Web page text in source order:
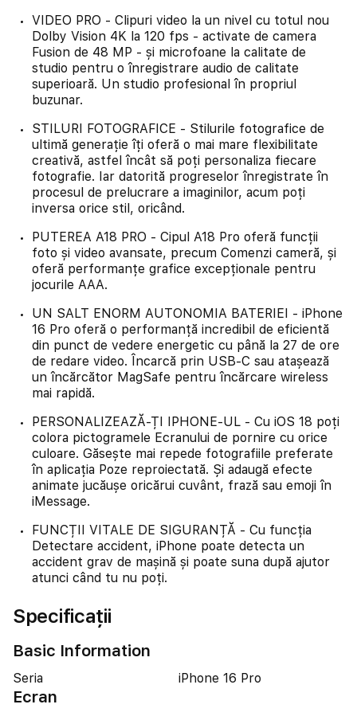
VIDEO PRO - Clipuri video la un nivel cu totul nou
Dolby Vision 4K la 120 fps - activate de camera
Fusion de 48 MP - și microfoane la calitate de
studio pentru o înregistrare audio de calitate
superioară. Un studio profesional în propriul
buzunar.
STILURI FOTOGRAFICE - Stilurile fotografice de
ultimă generație îți oferă o mai mare flexibilitate
creativă, astfel încât să poți personaliza fiecare
fotografie. Iar datorită progreselor înregistrate în
procesul de prelucrare a imaginilor, acum poți
inversa orice stil, oricând.
PUTEREA A18 PRO - Cipul A18 Pro oferă funcții
foto și video avansate, precum Comenzi cameră, și
oferă performanțe grafice excepționale pentru
jocurile AAA.
UN SALT ENORM AUTONOMIA BATERIEI - iPhone
16 Pro oferă o performanță incredibil de eficientă
din punct de vedere energetic cu până la 27 de ore
de redare video. Încarcă prin USB-C sau atașează
un încărcător MagSafe pentru încărcare wireless
mai rapidă.
PERSONALIZEAZĂ-ȚI IPHONE-UL - Cu iOS 18 poți
colora pictogramele Ecranului de pornire cu orice
culoare. Găsește mai repede fotografiile preferate
în aplicația Poze reproiectată. Și adaugă efecte
animate jucăușe oricărui cuvânt, frază sau emoji în
iMessage.
FUNCȚII VITALE DE SIGURANȚĂ - Cu funcția
Detectare accident, iPhone poate detecta un
accident grav de mașină și poate suna după ajutor
atunci când tu nu poți.
Specificații
Basic Information
Seria iPhone 16 Pro
Ecran